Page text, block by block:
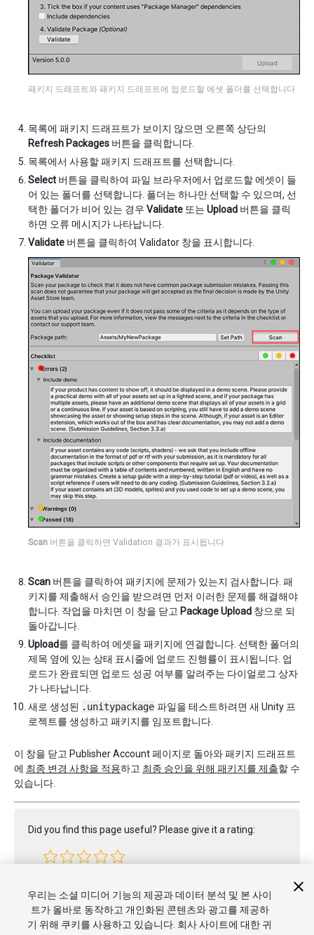
패키지 드래프트와 패키지 드래프트에 업로드할 에셋 폴더를 선택합니다
목록에 패키지 드래프트가 보이지 않으면 오른쪽 상단의
Refresh Packages 버튼을 클릭합니다.
목록에서 사용할 패키지 드래프트를 선택합니다.
Select 버튼을 클릭하여 파일 브라우저에서 업로드할 에셋이 들
어 있는 폴더를 선택합니다. 폴더는 하나만 선택할 수 있으며, 선
택한 폴더가 비어 있는 경우 Validate 또는 Upload 버튼을 클릭
하면 오류 메시지가 나타납니다.
Validate 버튼을 클릭하여 Validator 창을 표시합니다.
Scan 버튼을 클릭하면 Validation 결과가 표시됩니다
Scan 버튼을 클릭하여 패키지에 문제가 있는지 검사합니다. 패
키지를 제출해서 승인을 받으려면 먼저 이러한 문제를 해결해야
합니다. 작업을 마치면 이 창을 닫고 Package Upload 창으로 되
돌아갑니다.
Upload를 클릭하여 에셋을 패키지에 연결합니다. 선택한 폴더의
제목 옆에 있는 상태 표시줄에 업로드 진행률이 표시됩니다. 업
로드가 완료되면 업로드 성공 여부를 알려주는 다이얼로그 상자
가 나타납니다.
새로 생성된 .unitypackage 파일을 테스트하려면 새 Unity 프
로젝트를 생성하고 패키지를 임포트합니다.
이 창을 닫고 Publisher Account 페이지로 돌아와 패키지 드래프트
에 최종 변경 사항을 적용하고 최종 승인을 위해 패키지를 제출할 수
있습니다.
Did you find this page useful? Please give it a rating:
우리는 소셜 미디어 기능의 제공과 데이터 분석 및 본 사이
트가 올바로 동작하고 개인화된 콘텐츠와 광고를 제공하
기 위해 쿠키를 사용하고 있습니다. 회사 사이트에 대한 귀